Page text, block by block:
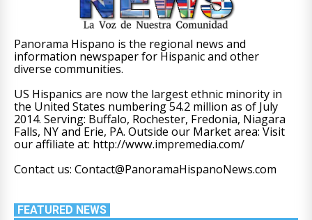
Panorama Hispano is the regional news and
information newspaper for Hispanic and other
diverse communities.
US Hispanics are now the largest ethnic minority in
the United States numbering 54.2 million as of July
2014. Serving: Buffalo, Rochester, Fredonia, Niagara
Falls, NY and Erie, PA. Outside our Market area: Visit
our affiliate at: http://www.impremedia.com/
Contact us: Contact@PanoramaHispanoNews.com
FEATURED NEWS